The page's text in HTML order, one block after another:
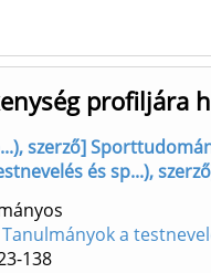
profiljára
szerző]
és sp...),
a
138